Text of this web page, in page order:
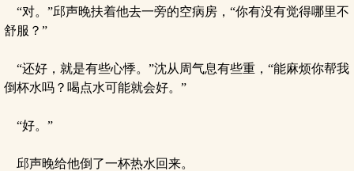
“对。”邱声晚扶着他去一旁的空病房，“你有没有觉得哪里不
舒服？”
“还好，就是有些心悸。”沈从周气息有些重，“能麻烦你帮我
倒杯水吗？喝点水可能就会好。”
“好。”
邱声晚给他倒了一杯热水回来。